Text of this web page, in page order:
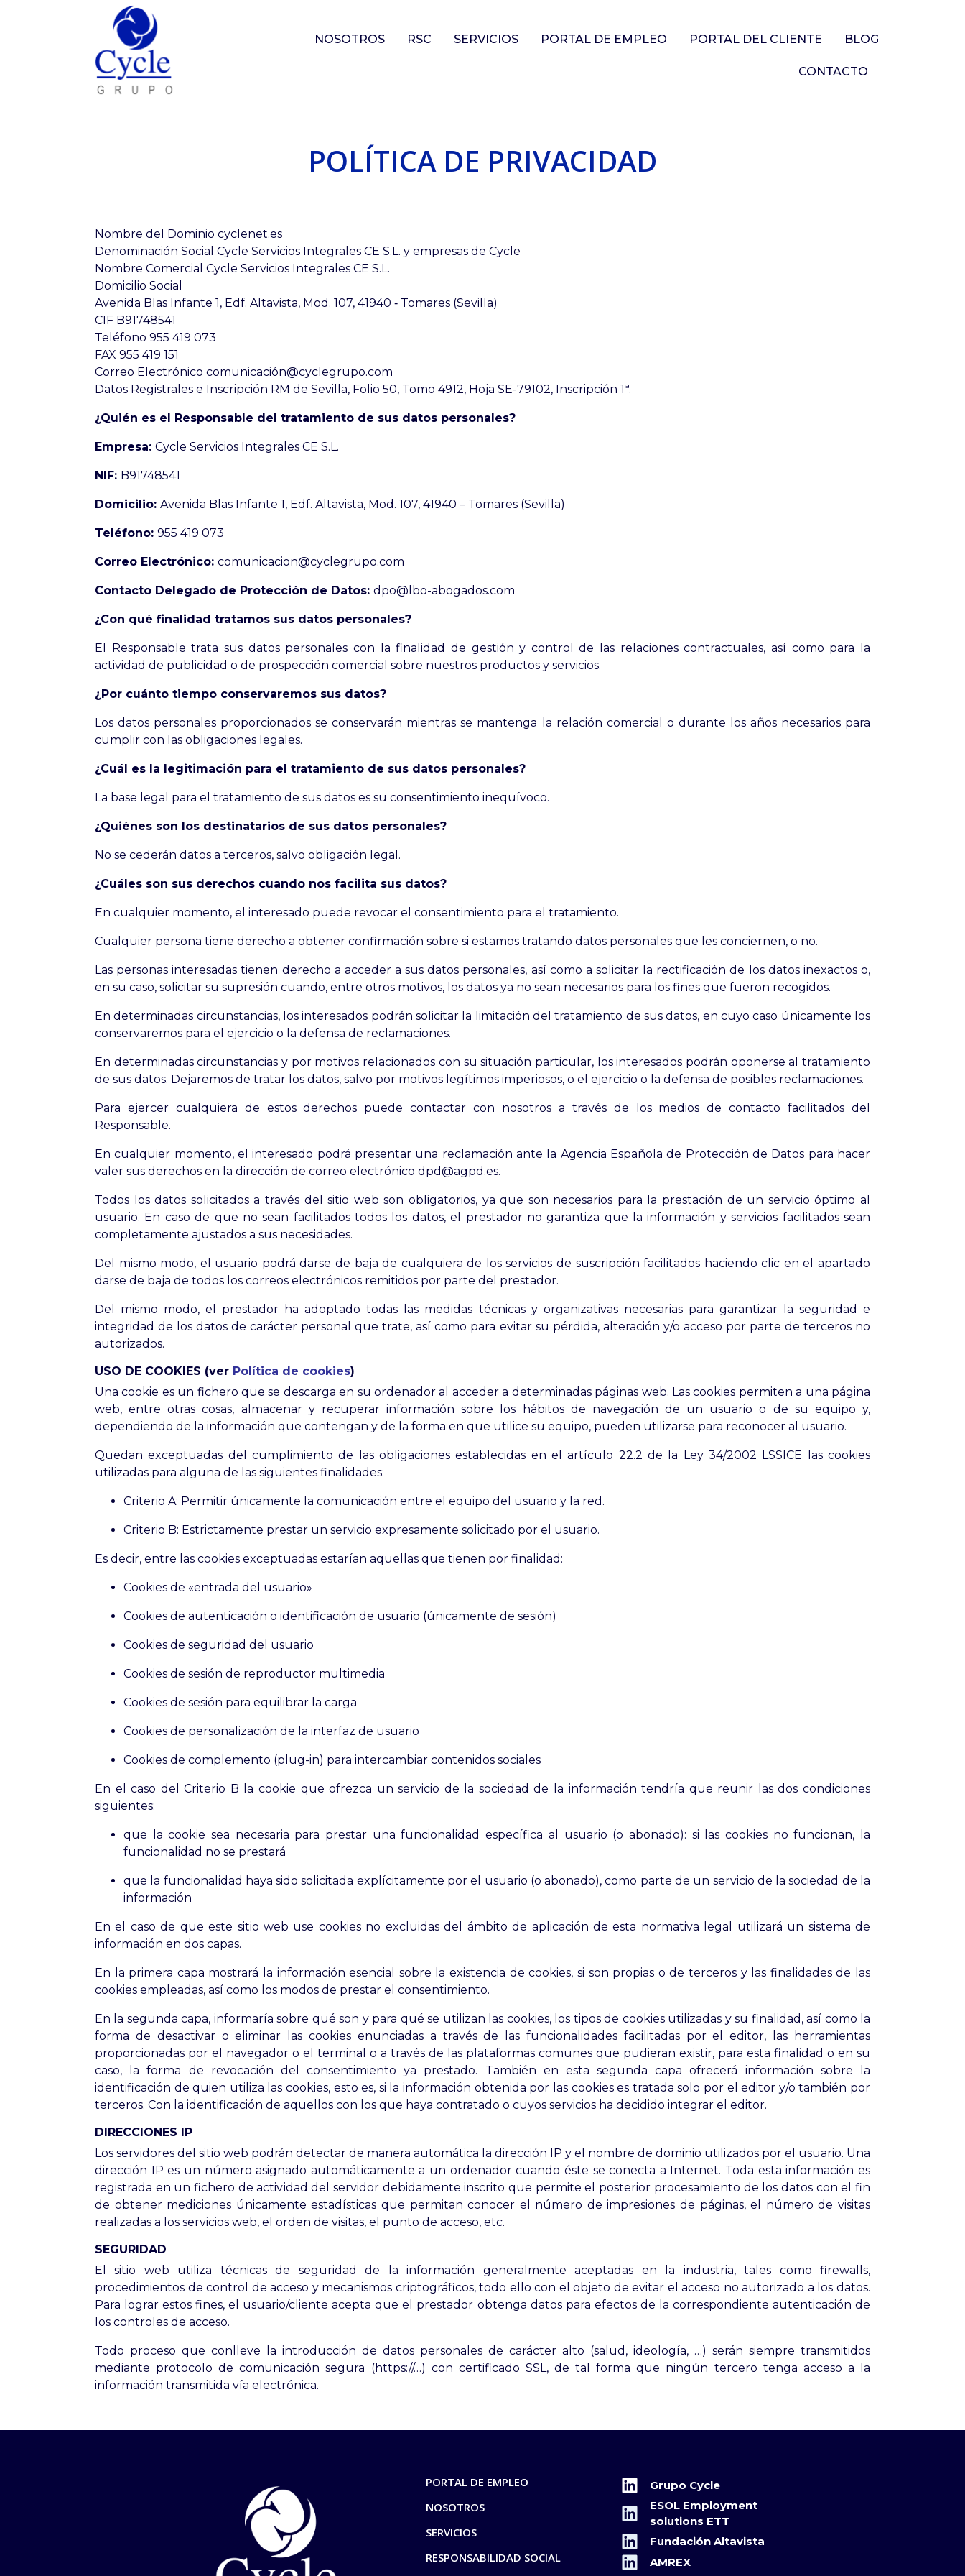
NOSOTROS RSC SERVICIOS PORTAL DE EMPLEO PORTAL DEL CLIENTE BLOG
CONTACTO
POLÍTICA DE PRIVACIDAD
Nombre del Dominio cyclenet.es
Denominación Social Cycle Servicios Integrales CE S.L. y empresas de Cycle
Nombre Comercial Cycle Servicios Integrales CE S.L.
Domicilio Social
Avenida Blas Infante 1, Edf. Altavista, Mod. 107, 41940 ‐ Tomares (Sevilla)
CIF B91748541
Teléfono 955 419 073
FAX 955 419 151
Correo Electrónico comunicación@cyclegrupo.com
Datos Registrales e Inscripción RM de Sevilla, Folio 50, Tomo 4912, Hoja SE-79102, Inscripción 1ª.
¿Quién es el Responsable del tratamiento de sus datos personales?
Empresa: Cycle Servicios Integrales CE S.L.
NIF: B91748541
Domicilio: Avenida Blas Infante 1, Edf. Altavista, Mod. 107, 41940 – Tomares (Sevilla)
Teléfono: 955 419 073
Correo Electrónico: comunicacion@cyclegrupo.com
Contacto Delegado de Protección de Datos: dpo@lbo-abogados.com
¿Con qué finalidad tratamos sus datos personales?
El Responsable trata sus datos personales con la finalidad de gestión y control de las relaciones contractuales, así como para la
actividad de publicidad o de prospección comercial sobre nuestros productos y servicios.
¿Por cuánto tiempo conservaremos sus datos?
Los datos personales proporcionados se conservarán mientras se mantenga la relación comercial o durante los años necesarios para
cumplir con las obligaciones legales.
¿Cuál es la legitimación para el tratamiento de sus datos personales?
La base legal para el tratamiento de sus datos es su consentimiento inequívoco.
¿Quiénes son los destinatarios de sus datos personales?
No se cederán datos a terceros, salvo obligación legal.
¿Cuáles son sus derechos cuando nos facilita sus datos?
En cualquier momento, el interesado puede revocar el consentimiento para el tratamiento.
Cualquier persona tiene derecho a obtener confirmación sobre si estamos tratando datos personales que les conciernen, o no.
Las personas interesadas tienen derecho a acceder a sus datos personales, así como a solicitar la rectificación de los datos inexactos o,
en su caso, solicitar su supresión cuando, entre otros motivos, los datos ya no sean necesarios para los fines que fueron recogidos.
En determinadas circunstancias, los interesados podrán solicitar la limitación del tratamiento de sus datos, en cuyo caso únicamente los
conservaremos para el ejercicio o la defensa de reclamaciones.
En determinadas circunstancias y por motivos relacionados con su situación particular, los interesados podrán oponerse al tratamiento
de sus datos. Dejaremos de tratar los datos, salvo por motivos legítimos imperiosos, o el ejercicio o la defensa de posibles reclamaciones.
Para ejercer cualquiera de estos derechos puede contactar con nosotros a través de los medios de contacto facilitados del
Responsable.
En cualquier momento, el interesado podrá presentar una reclamación ante la Agencia Española de Protección de Datos para hacer
valer sus derechos en la dirección de correo electrónico dpd@agpd.es.
Todos los datos solicitados a través del sitio web son obligatorios, ya que son necesarios para la prestación de un servicio óptimo al
usuario. En caso de que no sean facilitados todos los datos, el prestador no garantiza que la información y servicios facilitados sean
completamente ajustados a sus necesidades.
Del mismo modo, el usuario podrá darse de baja de cualquiera de los servicios de suscripción facilitados haciendo clic en el apartado
darse de baja de todos los correos electrónicos remitidos por parte del prestador.
Del mismo modo, el prestador ha adoptado todas las medidas técnicas y organizativas necesarias para garantizar la seguridad e
integridad de los datos de carácter personal que trate, así como para evitar su pérdida, alteración y/o acceso por parte de terceros no
autorizados.
USO DE COOKIES (ver Política de cookies)
Una cookie es un fichero que se descarga en su ordenador al acceder a determinadas páginas web. Las cookies permiten a una página
web, entre otras cosas, almacenar y recuperar información sobre los hábitos de navegación de un usuario o de su equipo y,
dependiendo de la información que contengan y de la forma en que utilice su equipo, pueden utilizarse para reconocer al usuario.
Quedan exceptuadas del cumplimiento de las obligaciones establecidas en el artículo 22.2 de la Ley 34/2002 LSSICE las cookies
utilizadas para alguna de las siguientes finalidades:
Criterio A: Permitir únicamente la comunicación entre el equipo del usuario y la red.
Criterio B: Estrictamente prestar un servicio expresamente solicitado por el usuario.
Es decir, entre las cookies exceptuadas estarían aquellas que tienen por finalidad:
Cookies de «entrada del usuario»
Cookies de autenticación o identificación de usuario (únicamente de sesión)
Cookies de seguridad del usuario
Cookies de sesión de reproductor multimedia
Cookies de sesión para equilibrar la carga
Cookies de personalización de la interfaz de usuario
Cookies de complemento (plug-in) para intercambiar contenidos sociales
En el caso del Criterio B la cookie que ofrezca un servicio de la sociedad de la información tendría que reunir las dos condiciones
siguientes:
que la cookie sea necesaria para prestar una funcionalidad específica al usuario (o abonado): si las cookies no funcionan, la
funcionalidad no se prestará
que la funcionalidad haya sido solicitada explícitamente por el usuario (o abonado), como parte de un servicio de la sociedad de la
información
En el caso de que este sitio web use cookies no excluidas del ámbito de aplicación de esta normativa legal utilizará un sistema de
información en dos capas.
En la primera capa mostrará la información esencial sobre la existencia de cookies, si son propias o de terceros y las finalidades de las
cookies empleadas, así como los modos de prestar el consentimiento.
En la segunda capa, informaría sobre qué son y para qué se utilizan las cookies, los tipos de cookies utilizadas y su finalidad, así como la
forma de desactivar o eliminar las cookies enunciadas a través de las funcionalidades facilitadas por el editor, las herramientas
proporcionadas por el navegador o el terminal o a través de las plataformas comunes que pudieran existir, para esta finalidad o en su
caso, la forma de revocación del consentimiento ya prestado. También en esta segunda capa ofrecerá información sobre la
identificación de quien utiliza las cookies, esto es, si la información obtenida por las cookies es tratada solo por el editor y/o también por
terceros. Con la identificación de aquellos con los que haya contratado o cuyos servicios ha decidido integrar el editor.
DIRECCIONES IP
Los servidores del sitio web podrán detectar de manera automática la dirección IP y el nombre de dominio utilizados por el usuario. Una
dirección IP es un número asignado automáticamente a un ordenador cuando éste se conecta a Internet. Toda esta información es
registrada en un fichero de actividad del servidor debidamente inscrito que permite el posterior procesamiento de los datos con el fin
de obtener mediciones únicamente estadísticas que permitan conocer el número de impresiones de páginas, el número de visitas
realizadas a los servicios web, el orden de visitas, el punto de acceso, etc.
SEGURIDAD
El sitio web utiliza técnicas de seguridad de la información generalmente aceptadas en la industria, tales como firewalls,
procedimientos de control de acceso y mecanismos criptográficos, todo ello con el objeto de evitar el acceso no autorizado a los datos.
Para lograr estos fines, el usuario/cliente acepta que el prestador obtenga datos para efectos de la correspondiente autenticación de
los controles de acceso.
Todo proceso que conlleve la introducción de datos personales de carácter alto (salud, ideología, …) serán siempre transmitidos
mediante protocolo de comunicación segura (https://…) con certificado SSL, de tal forma que ningún tercero tenga acceso a la
información transmitida vía electrónica.
PORTAL DE EMPLEO
NOSOTROS
SERVICIOS
RESPONSABILIDAD SOCIAL
Grupo Cycle
ESOL Employment
solutions ETT
Fundación Altavista
AMREX